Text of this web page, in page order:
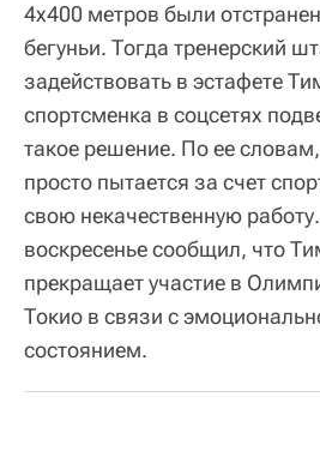
4х400 метров были
бегуньи. Тогда тренерский
задействовать в эстафете
спортсменка в соцсетях
такое решение. По ее
просто пытается за счет
свою некачественную
воскресенье сообщил, что
прекращает участие в
Токио в связи с
состоянием.